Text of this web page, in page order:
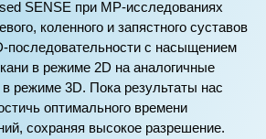
SENSE при МР-исследованиях
коленного и запястного суставов
последовательности с насыщением
в режиме 2D на аналогичные
режиме 3D. Пока результаты нас
оптимального времени
сохраняя высокое разрешение.